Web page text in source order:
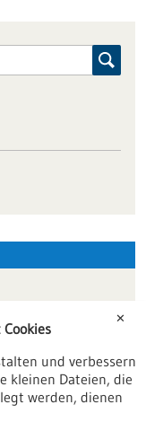
✕
und verbessern
kleinen Dateien, die
werden, dienen